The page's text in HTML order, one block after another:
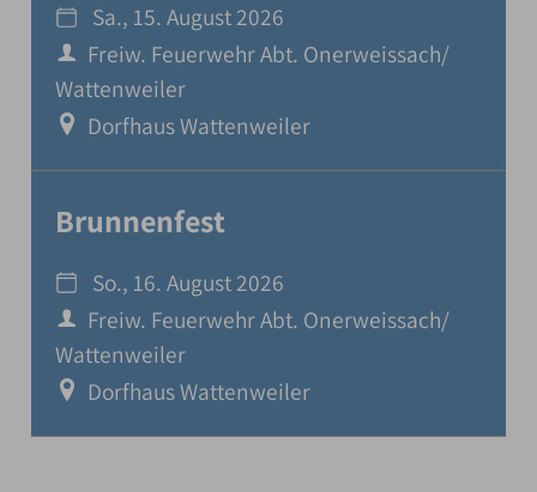
Sa., 15. August 2026
Freiw. Feuerwehr Abt. Onerweissach/
Wattenweiler
Dorfhaus Wattenweiler
Brunnenfest
So., 16. August 2026
Freiw. Feuerwehr Abt. Onerweissach/
Wattenweiler
Dorfhaus Wattenweiler